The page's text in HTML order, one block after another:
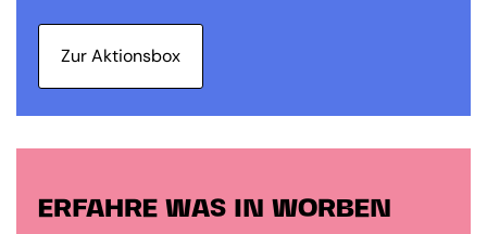
Zur Aktionsbox
ERFAHRE WAS IN WORBEN